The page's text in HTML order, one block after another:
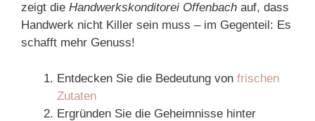
zeigt die Handwerkskonditorei Offenbach auf, dass
Handwerk nicht Killer sein muss – im Gegenteil: Es
schafft mehr Genuss!
Entdecken Sie die Bedeutung von frischen
Zutaten
Ergründen Sie die Geheimnisse hinter